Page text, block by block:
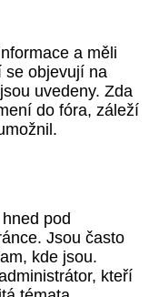
a měli
se objevují na
uvedeny. Zda
do fóra, záleží
pod
Jsou často
kde jsou.
kteří